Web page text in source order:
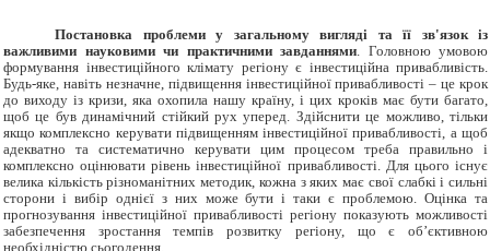
Постановка проблеми у загальному вигляді та її зв'язок із
важливими науковими чи практичними завданнями. Головною умовою
формування інвестиційного клімату регіону є інвестиційна привабливість.
Будь-яке, навіть незначне, підвищення інвестиційної привабливості – це крок
до виходу із кризи, яка охопила нашу країну, і цих кроків має бути багато,
щоб це був динамічний стійкий рух уперед. Здійснити це можливо, тільки
якщо комплексно керувати підвищенням інвестиційної привабливості, а щоб
адекватно та систематично керувати цим процесом треба правильно і
комплексно оцінювати рівень інвестиційної привабливості. Для цього існує
велика кількість різноманітних методик, кожна з яких має свої слабкі і сильні
сторони і вибір однієї з них може бути і таки є проблемою. Оцінка та
прогнозування інвестиційної привабливості регіону показують можливості
забезпечення зростання темпів розвитку регіону, що є об’єктивною
необхідністю сьогодення.